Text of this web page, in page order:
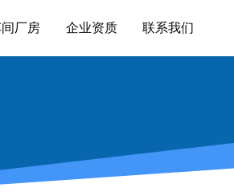
厂房 企业资质 联系我们